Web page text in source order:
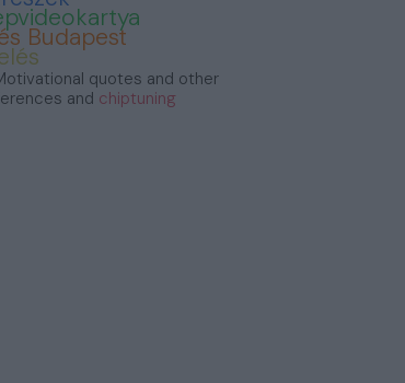
Budapest
quotes and other
and chiptuning